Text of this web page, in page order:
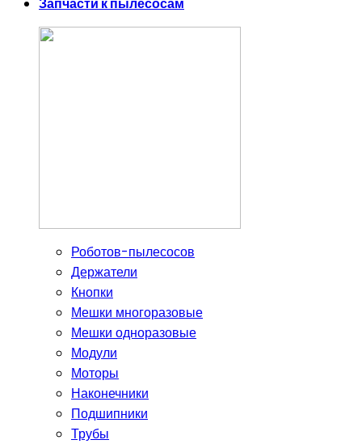
Роботов-пылесосов
Держатели
Кнопки
Мешки многоразовые
Мешки одноразовые
Модули
Моторы
Наконечники
Подшипники
Трубы